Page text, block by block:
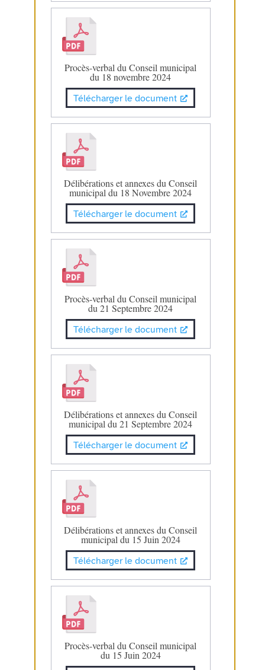
Procès-verbal du Conseil municipal
du 18 novembre 2024
Télécharger le document
Délibérations et annexes du Conseil
municipal du 18 Novembre 2024
Télécharger le document
Procès-verbal du Conseil municipal
du 21 Septembre 2024
Télécharger le document
Délibérations et annexes du Conseil
municipal du 21 Septembre 2024
Télécharger le document
Délibérations et annexes du Conseil
municipal du 15 Juin 2024
Télécharger le document
Procès-verbal du Conseil municipal
du 15 Juin 2024